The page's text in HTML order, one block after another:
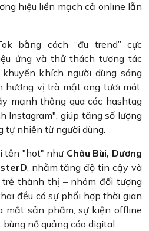
hiệu liền mạch cả online lẫn
bằng cách “đu trend” cực
ứng và thử thách tương tác
khích người dùng sáng
hương vị trà mật ong tươi mát.
mạnh thông qua các hashtag
Instagram", giúp tăng số lượng
tự nhiên từ người dùng.
tên "hot" như Châu Bùi, Dương
, nhằm tăng độ tin cậy và
thành thị – nhóm đối tượng
đều có sự phối hợp thời gian
mắt sản phẩm, sự kiện offline
nổ quảng cáo digital.